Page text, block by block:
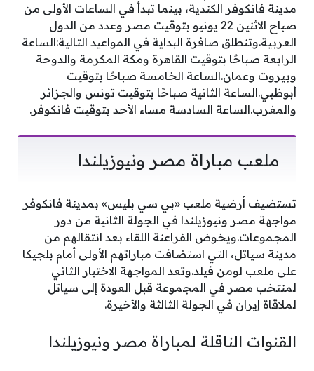
مدينة فانكوفر الكندية، بينما تبدأ في الساعات الأولى من
صباح الاثنين 22 يونيو بتوقيت مصر وعدد من الدول
العربية.وتنطلق صافرة البداية في المواعيد التالية:الساعة
الرابعة صباحًا بتوقيت القاهرة ومكة المكرمة والدوحة
وبيروت وعمان.الساعة الخامسة صباحًا بتوقيت
أبوظبي.الساعة الثانية صباحًا بتوقيت تونس والجزائر
والمغرب.الساعة السادسة مساء الأحد بتوقيت فانكوفر.
ملعب مباراة مصر ونيوزيلندا
تستضيف أرضية ملعب «بي سي بليس» بمدينة فانكوفر
مواجهة مصر ونيوزيلندا في الجولة الثانية من دور
المجموعات.ويخوض الفراعنة اللقاء بعد انتقالهم من
مدينة سياتل، التي استضافت مباراتهم الأولى أمام بلجيكا
على ملعب لومن فيلد.وتعد المواجهة الاختبار الثاني
لمنتخب مصر في المجموعة قبل العودة إلى سياتل
لملاقاة إيران في الجولة الثالثة والأخيرة.
القنوات الناقلة لمباراة مصر ونيوزيلندا